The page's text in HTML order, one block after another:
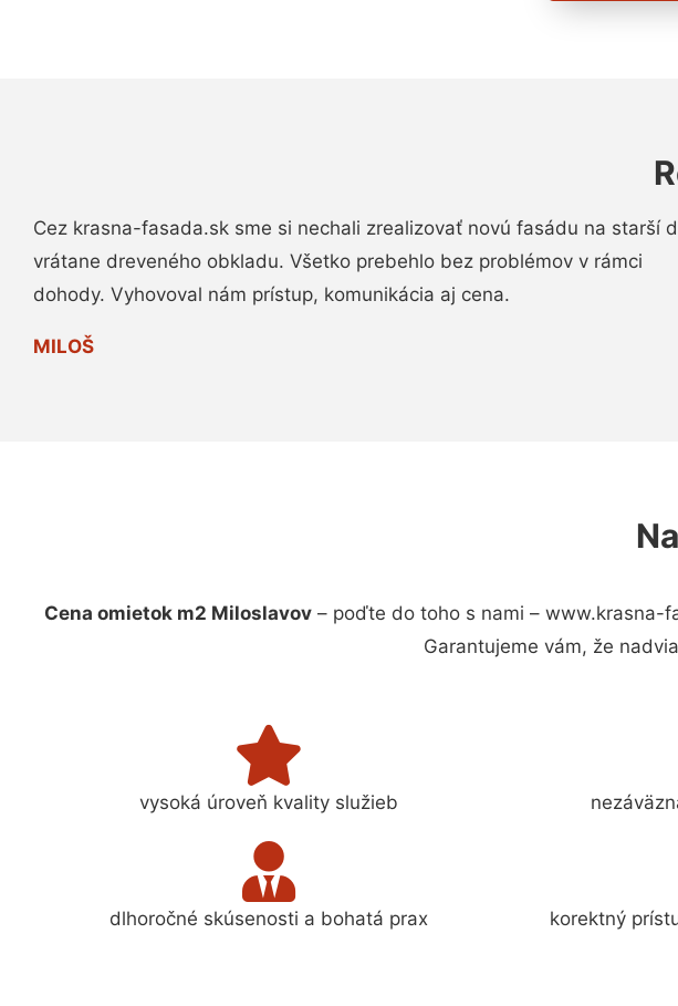
Cez krasna-fasada.sk sme si nechali zrealizovať novú fasádu na starší
vrátane dreveného obkladu. Všetko prebehlo bez problémov v rámci
dohody. Vyhovoval nám prístup, komunikácia aj cena.
MILOŠ
Cena omietok m2 Miloslavov– poďte do toho s nami – www.krasna-
Garantujeme vám, že
vysoká úroveň kvality služieb
dlhoročné skúsenosti a bohatá prax korektný